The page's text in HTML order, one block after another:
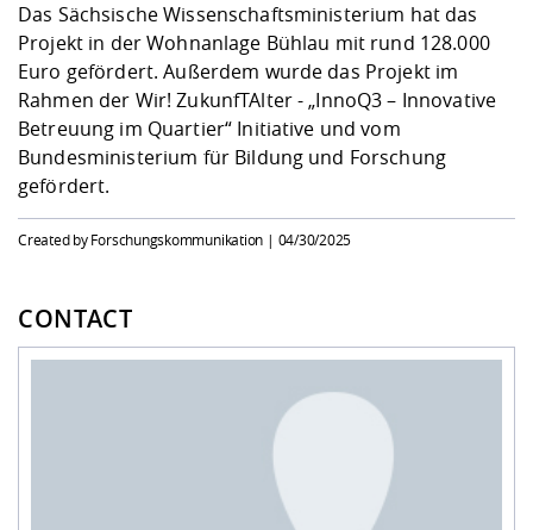
Das Sächsische Wissenschaftsministerium hat das
Projekt in der Wohnanlage Bühlau mit rund 128.000
Euro gefördert. Außerdem wurde das Projekt im
Rahmen der Wir! ZukunfTAlter - „InnoQ3 – Innovative
Betreuung im Quartier“ Initiative und vom
Bundesministerium für Bildung und Forschung
gefördert.
Created by Forschungskommunikation | 04/30/2025
CONTACT